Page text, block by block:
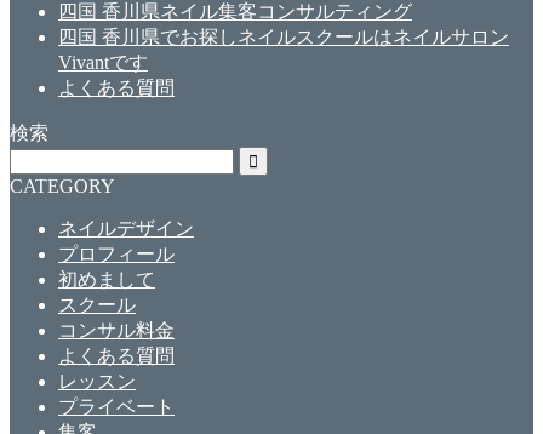
四国 香川県ネイル集客コンサルティング
四国 香川県でお探しネイルスクールはネイルサロン
Vivantです
よくある質問
検索
CATEGORY
ネイルデザイン
プロフィール
初めまして
スクール
コンサル料金
よくある質問
レッスン
プライベート